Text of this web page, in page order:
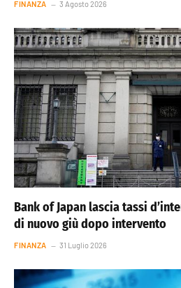
FINANZA 3 Agosto 2026
Bank of Japan lascia tassi
di nuovo giù dopo intervento
FINANZA 31 Luglio 2026